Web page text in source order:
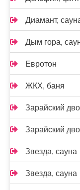
Диамант,
Дым гора,
Евротон
ЖКХ, баня
Зарайский
Зарайский
Звезда, сауна
Звезда, сауна